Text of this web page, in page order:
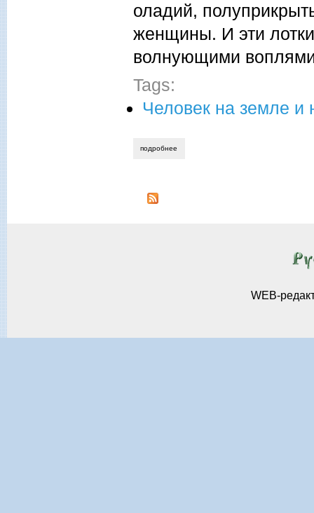
оладий,
женщины. И эти
волнующими
Tags:
Человек на земле и
подробнее
WEB-